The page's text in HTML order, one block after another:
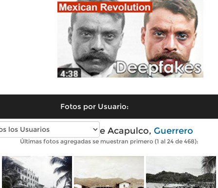
Fotos por Usuario:
Fotos antiguas de Acapulco, Guerrero
Últimas fotos agregadas se muestran primero (1 al 24 de 468):